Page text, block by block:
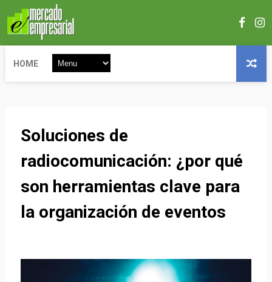
HOME
Soluciones de
radiocomunicación: ¿por qué
son herramientas clave para
la organización de eventos